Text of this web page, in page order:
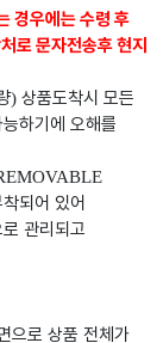
경우에는 수령 후
로 문자전송후 현지
) 상품도착시 모든
하기에 오해를
되어 있어
관리되고
으로 상품 전체가